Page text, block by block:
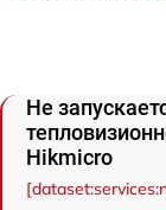
Не
Hikmicro